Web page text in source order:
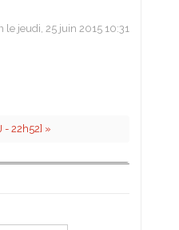
jeudi, 25 juin 2015 10:31
- 22h52] »